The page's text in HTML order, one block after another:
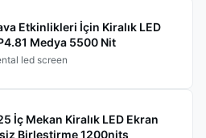
ve canlı görüntü
uygulamalı gösteri için
yüksek
sahne ortamları için nasıl
Etkinlikleri İçin Kiralık LED
Medya 5500 Nit
led screen
İç Mekan Kiralık LED Ekran
Birleştirme 1200nits